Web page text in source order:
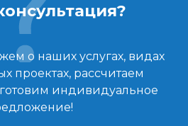
о наших услугах, видах
проектах, рассчитаем
индивидуальное